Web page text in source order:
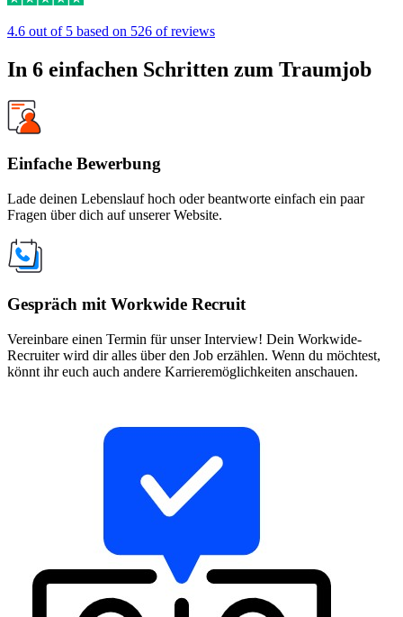
4.6 out of 5 based on 526 of reviews
In 6 einfachen Schritten zum Traumjob
Einfache Bewerbung
Lade deinen Lebenslauf hoch oder beantworte einfach ein paar
Fragen über dich auf unserer Website.
Gespräch mit Workwide Recruit
Vereinbare einen Termin für unser Interview! Dein Workwide-
Recruiter wird dir alles über den Job erzählen. Wenn du möchtest,
könnt ihr euch auch andere Karrieremöglichkeiten anschauen.